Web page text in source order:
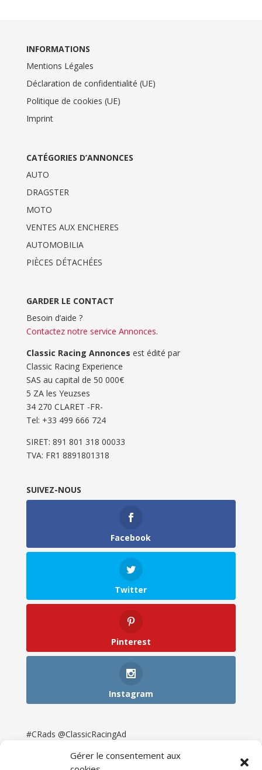
Gérer le consentement aux
INFORMATIONS
Mentions Légales
Déclaration de confidentialité (UE)
Politique de cookies (UE)
Imprint
CATÉGORIES D’ANNONCES
AUTO
DRAGSTER
MOTO
VENTES AUX ENCHERES
AUTOMOBILIA
PIÈCES DÉTACHÉES
GARDER LE CONTACT
Besoin d’aide ?
Contactez notre service Annonces.
Classic Racing Annonces est édité par
Classic Racing Experience
SAS au capital de 50 000€
5 ZA les Yeuzses
34 270 CLARET -FR-
Tel: ‭+33 499 666 724‬
SIRET: 891 801 318 00033
TVA: FR1 8891801318
SUIVEZ-NOUS
Facebook
Twitter
Pinterest
Instagram
#CRads @ClassicRacingAd